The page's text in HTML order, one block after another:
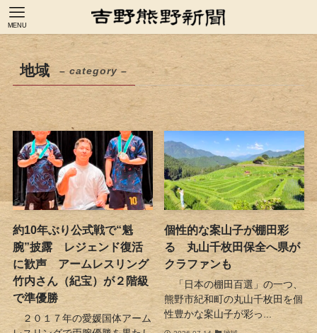
MENU
地域 – category –
約10年ぶり公式戦で“魁
腕”披露 レジェンド復活
に歓声 アームレスリング
竹内さん（紀宝）が２階級
で準優勝
２０１７年の愛媛国体アーム
個性的な案山子が棚田彩
る 丸山千枚田保全へ県が
クラファンも
「日本の棚田百選」の一つ、
熊野市紀和町の丸山千枚田を個
性豊かな案山子が彩っ...